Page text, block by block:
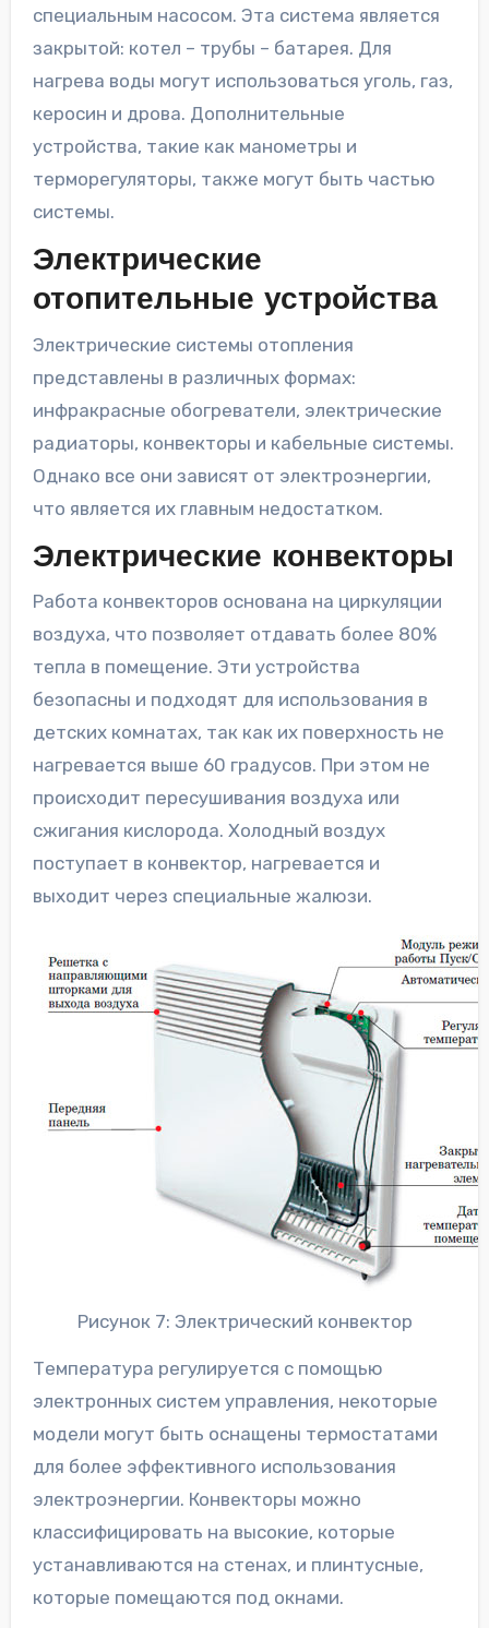
специальным насосом. Эта система является
закрытой: котел – трубы – батарея. Для
нагрева воды могут использоваться уголь, газ,
керосин и дрова. Дополнительные
устройства, такие как манометры и
терморегуляторы, также могут быть частью
системы.
Электрические
отопительные устройства
Электрические системы отопления
представлены в различных формах:
инфракрасные обогреватели, электрические
радиаторы, конвекторы и кабельные системы.
Однако все они зависят от электроэнергии,
что является их главным недостатком.
Электрические конвекторы
Работа конвекторов основана на циркуляции
воздуха, что позволяет отдавать более 80%
тепла в помещение. Эти устройства
безопасны и подходят для использования в
детских комнатах, так как их поверхность не
нагревается выше 60 градусов. При этом не
происходит пересушивания воздуха или
сжигания кислорода. Холодный воздух
поступает в конвектор, нагревается и
выходит через специальные жалюзи.
Рисунок 7: Электрический конвектор
Температура регулируется с помощью
электронных систем управления, некоторые
модели могут быть оснащены термостатами
для более эффективного использования
электроэнергии. Конвекторы можно
классифицировать на высокие, которые
устанавливаются на стенах, и плинтусные,
которые помещаются под окнами.